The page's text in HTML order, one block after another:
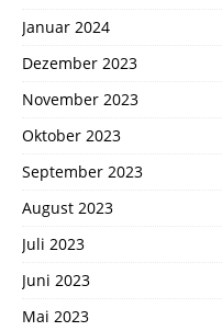
Januar 2024
Dezember 2023
November 2023
Oktober 2023
September 2023
August 2023
Juli 2023
Juni 2023
Mai 2023